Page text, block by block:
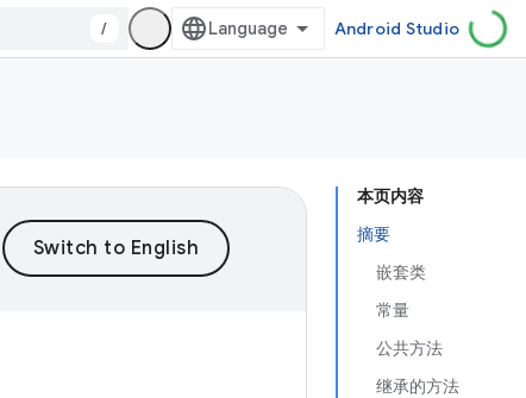
/ Android Studio
本页内容
摘要
嵌套类
常量
公共方法
继承的方法